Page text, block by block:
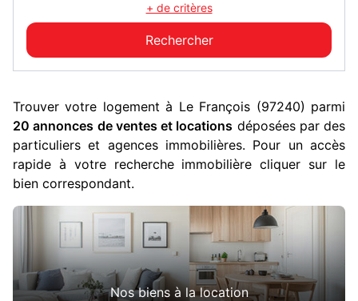
+ de critères
Trouver votre logement à Le François (97240) parmi
20 annonces de ventes et locations déposées par des
particuliers et agences immobilières. Pour un accès
rapide à votre recherche immobilière cliquer sur le
bien correspondant.
Nos biens à la location